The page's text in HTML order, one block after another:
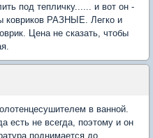
под тепличку...... и вот он -
ковриков РАЗНЫЕ. Легко и
Цена не сказать, чтобы
в ванной.
есть не всегда, поэтому и он
поднимается до